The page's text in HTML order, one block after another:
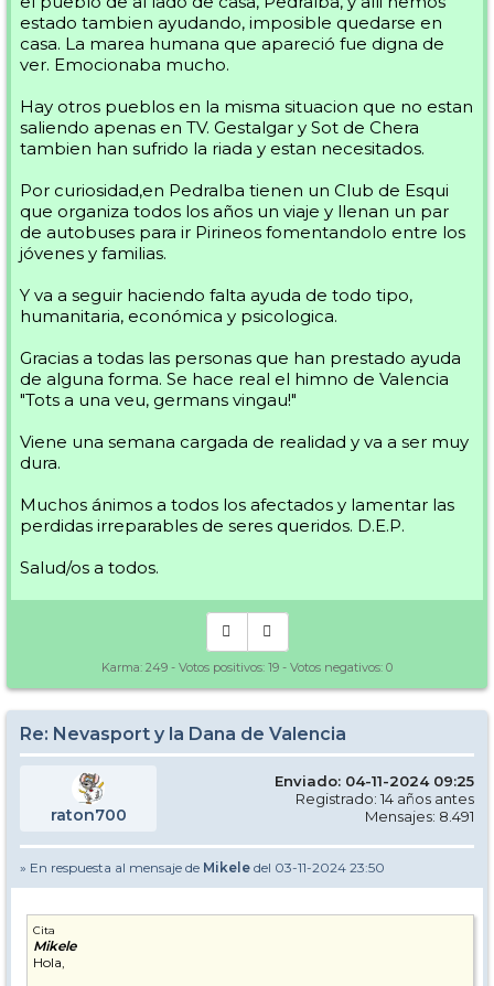
estado tambien ayudando, imposible quedarse en
casa. La marea humana que apareció fue digna de
ver. Emocionaba mucho.
Hay otros pueblos en la misma situacion que no estan
saliendo apenas en TV. Gestalgar y Sot de Chera
tambien han sufrido la riada y estan necesitados.
Por curiosidad,en Pedralba tienen un Club de Esqui
que organiza todos los años un viaje y llenan un par
de autobuses para ir Pirineos fomentandolo entre los
jóvenes y familias.
Y va a seguir haciendo falta ayuda de todo tipo,
humanitaria, económica y psicologica.
Gracias a todas las personas que han prestado ayuda
de alguna forma. Se hace real el himno de Valencia
"Tots a una veu, germans vingau!"
Viene una semana cargada de realidad y va a ser muy
dura.
Muchos ánimos a todos los afectados y lamentar las
perdidas irreparables de seres queridos. D.E.P.
Salud/os a todos.
Karma: 249 - Votos positivos: 19 - Votos negativos: 0
Re: Nevasport y la Dana de Valencia
raton700
Enviado: 04-11-2024 09:25
Registrado: 14 años antes
Mensajes: 8.491
» En respuesta al mensaje de Mikele del 03-11-2024 23:50
Cita
Mikele
Hola,